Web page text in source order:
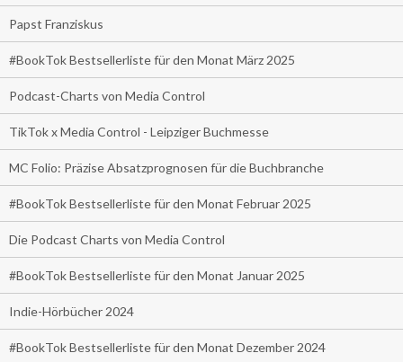
Papst Franziskus
#BookTok Bestsellerliste für den Monat März 2025
Podcast-Charts von Media Control
TikTok x Media Control - Leipziger Buchmesse
MC Folio: Präzise Absatzprognosen für die Buchbranche
#BookTok Bestsellerliste für den Monat Februar 2025
Die Podcast Charts von Media Control
#BookTok Bestsellerliste für den Monat Januar 2025
Indie-Hörbücher 2024
#BookTok Bestsellerliste für den Monat Dezember 2024